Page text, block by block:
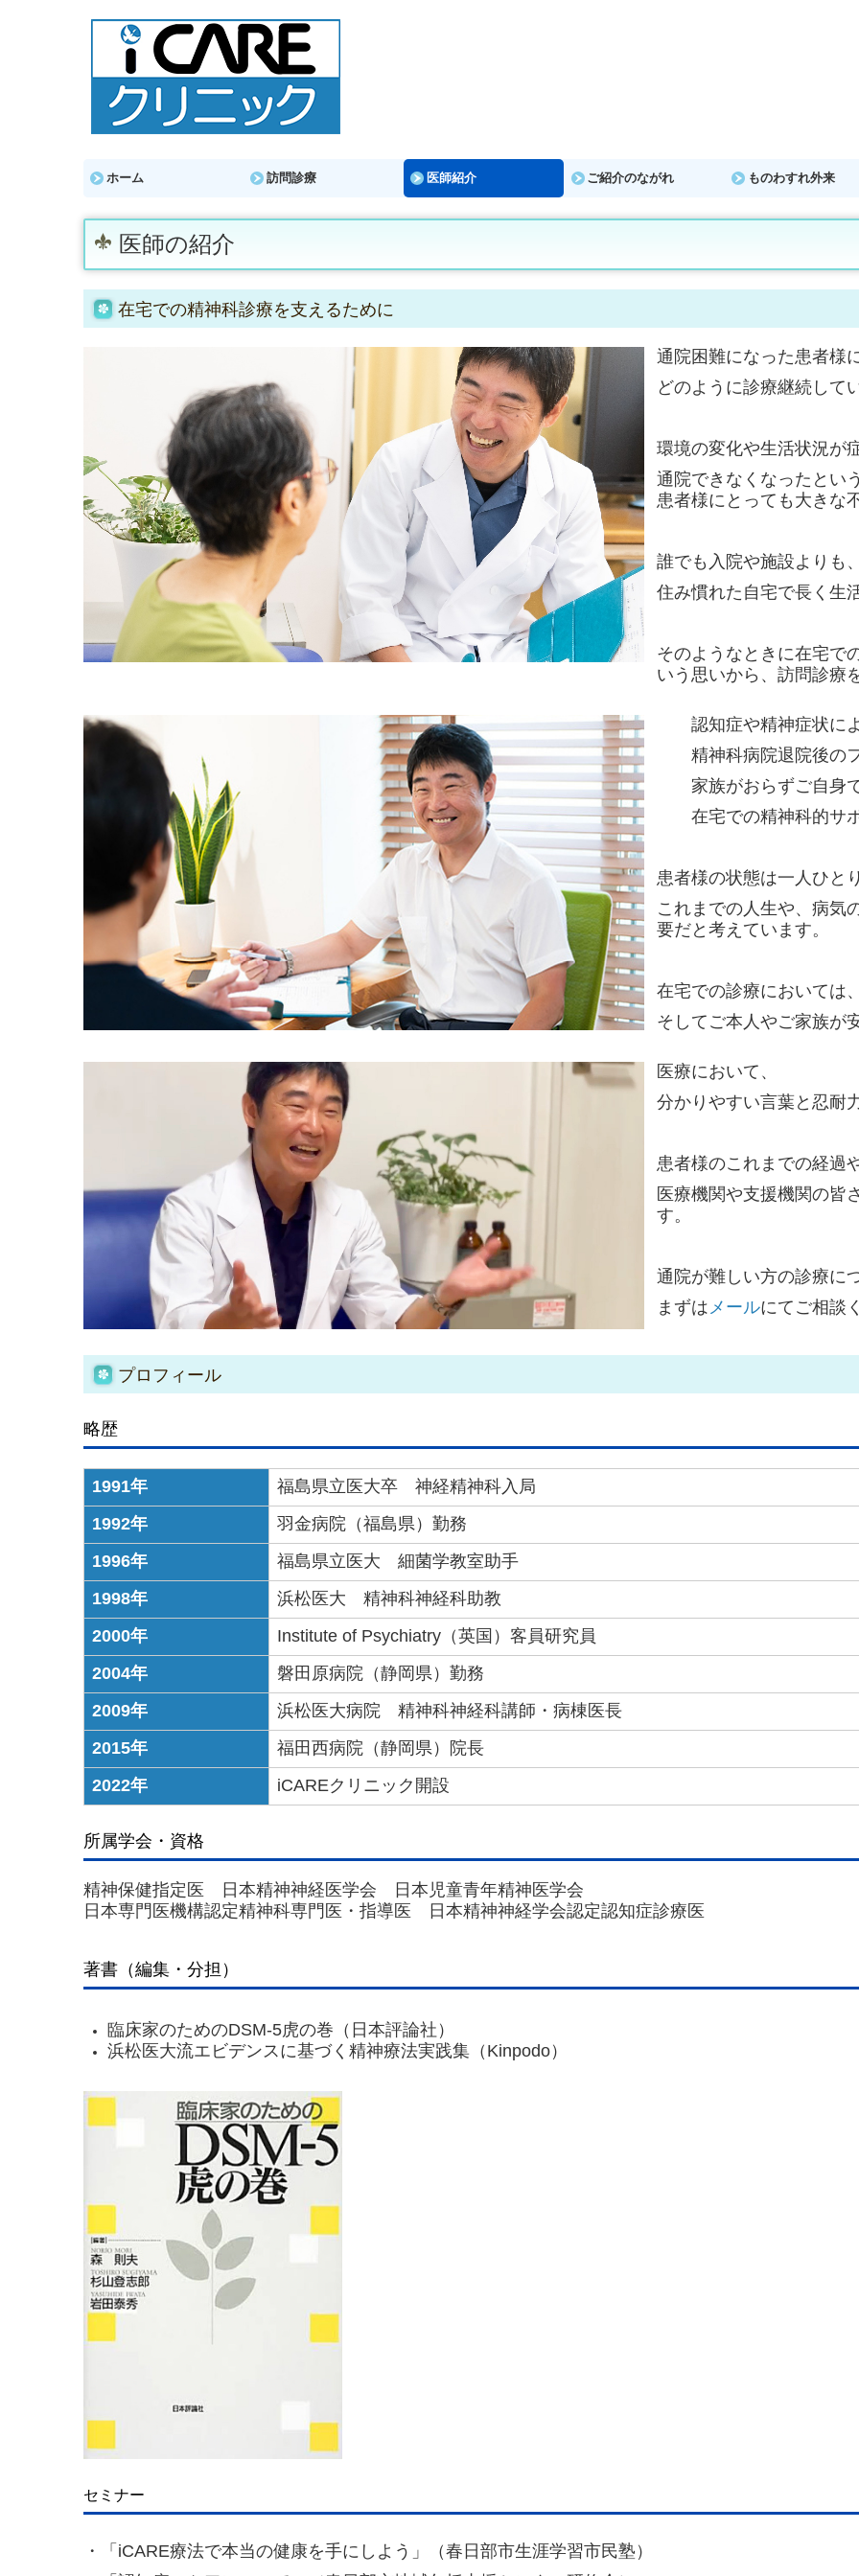
ホーム 訪問診療 医師紹介 ご紹介のながれ ものわすれ外来
医師の紹介
在宅での精神科診療を支えるために
通 院困難になった患者様
どのように診療継続して
環境の変化や生活状況が
通院できなくなったとい
患者様にとっても大きな
誰でも入院や施設よりも、
住み慣れた自宅で長く生
そのようなときに在宅で
いう思いから 、訪問診療
認知症や精神症状に
精神科病院退院後の
家族がおらずご自身で
在宅での精神科的サ
患者様の状態は一人ひと
これまでの人生や、病気
要だと考えています。
在宅での診療においては
そしてご本人やご家族が
医療において、
分かりやすい言葉と忍耐
患者様のこれまでの経過
医療機関や支援機関の皆
す。
通院が難しい方の診療に
まずはメールにてご相談
プロフィール
略歴
1991年
福島県立医大卒 神経精神科入局
1992年
羽金病院（福島県）勤務
1996年
福島県立医大 細菌学教室助手
1998年
浜松医大 精神科神経科助教
2000年
Institute of Psychiatry（英国）客員研究員
2004年
磐田原病院（静岡県）勤務
2009年
浜松医大病院 精神科神経科講師・病棟医長
2015年
福田西病院（静岡県）院長
2022年
iCAREクリニック開設
所属学会・資格
精神保健指定医 日本精神神経医学会
日本児童青年精神医学会
日本専門医機構認定精神科専門医・指導医
日本精神神経学会認定認知症診療医
著書（編集・分担）
臨床家のためのDSM-5虎の巻（日本評論社）
浜松医大流エビデンスに基づく精神療法実践集（Kinpodo）
セミナー
・「iCARE療法で本当の健康を手にしよう」（春日部市生涯学習市民塾）